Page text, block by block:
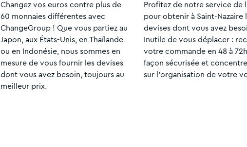
Changez vos euros contre plus de
60 monnaies différentes avec
ChangeGroup ! Que vous partiez au
Japon, aux États-Unis, en Thaïlande
ou en Indonésie, nous sommes en
mesure de vous fournir les devises
dont vous avez besoin, toujours au
meilleur prix.
Profitez de notre service de
pour obtenir à Saint-Nazaire
devises dont vous avez
Inutile de vous déplacer :
votre commande en 48 à
façon sécurisée et
sur l'organisation de votre